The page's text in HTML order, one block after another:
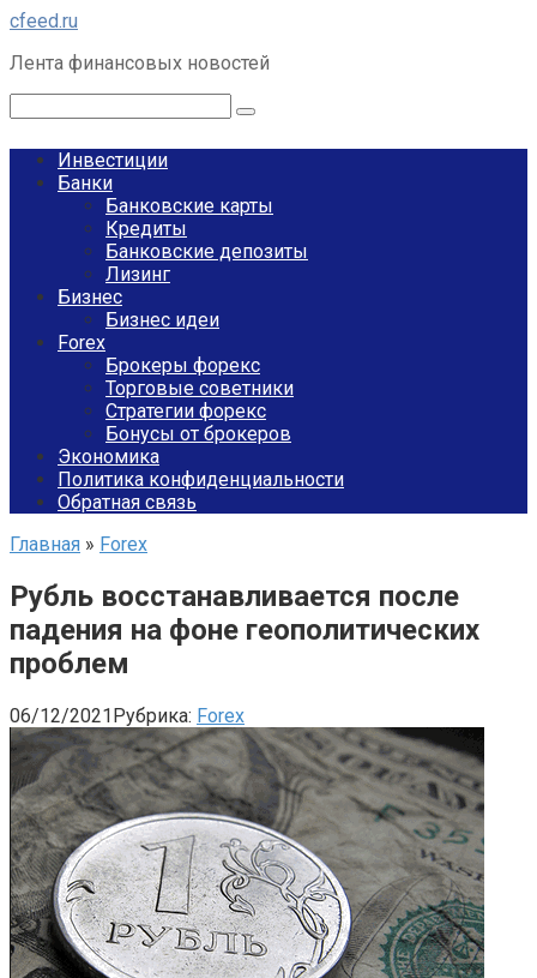
Перейти
контенту
cfeed.ru
Лента финансовых новостей
Инвестиции
Банки
Банковские карты
Кредиты
Банковские депозиты
Лизинг
Бизнес
Бизнес идеи
Forex
Брокеры форекс
Торговые советники
Стратегии форекс
Бонусы от брокеров
Экономика
Политика конфиденциальности
Обратная связь
Главная » Forex
Рубль восстанавливается после
падения на фоне геополитических
проблем
06/12/2021Рубрика: Forex